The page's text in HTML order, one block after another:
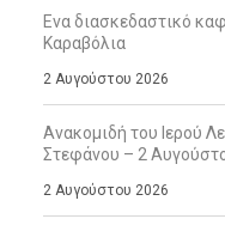
Ενα διασκεδαστικό
Καραβόλια
2 Αυγούστου 2026
Ανακομιδή του Ιερού
Στεφάνου – 2
2 Αυγούστου 2026